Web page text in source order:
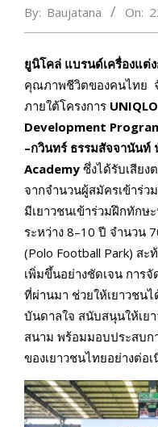
By: Baujatana On:
ยูนิโคล่ แบรนด์เครื่องแต่
คุณภาพชีวิตของคนไทย
ภายใต้โครงการ
Development
–กวินทร์ ธรรมสัจจานัน
Academy ซึ่งได้รับเสียง
จากจำนวนผู้สมัครเข้าร่
มีเยาวชนเข้าร่วมฝึกทัก
ระหว่าง 8–10 ปี จำนวน
(Polo Football Park) ส
เพิ่มขึ้นอย่างชัดเจน การ
ที่ผ่านมา ช่วยให้เยาวชน
บันดาลใจ สนับสนุนให้เย
สนาม พร้อมมอบประสบ
ของเยาวชนไทยอย่างต่อเ